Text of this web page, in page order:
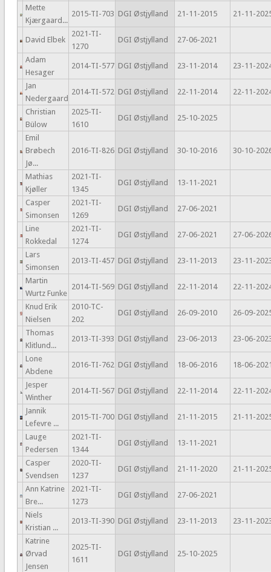
Mette
Kjærgaard...
2015-TI-703 DGI Østjylland 21-11-2015 21-11-
David Elbek
2021-TI-
1270
DGI Østjylland 27-06-2021
Adam
Hesager
2014-TI-577 DGI Østjylland 23-11-2014 23-11-
Jan
Nedergaard
2014-TI-572 DGI Østjylland 22-11-2014 22-11-
Christian
Bülow
2025-TI-
1610
DGI Østjylland 25-10-2025
Emil
Brøbech
Jø...
2016-TI-826 DGI Østjylland 30-10-2016 30-10-
Mathias
Kjøller
2021-TI-
1345
DGI Østjylland 13-11-2021
Casper
Simonsen
2021-TI-
1269
DGI Østjylland 27-06-2021
Line
Rokkedal
2021-TI-
1274
DGI Østjylland 27-06-2021 27-06-
Lars
Simonsen
2013-TI-457 DGI Østjylland 23-11-2013 23-11-
Martin
Wurtz Funke
2014-TI-569 DGI Østjylland 22-11-2014 22-11-
Knud Erik
Nielsen
2010-TC-
202
DGI Østjylland 26-09-2010 26-09-
Thomas
Klitlund...
2013-TI-393 DGI Østjylland 23-06-2013 23-06-
Lone
Abdene
2016-TI-762 DGI Østjylland 18-06-2016 18-06-
Jesper
Winther
2014-TI-567 DGI Østjylland 22-11-2014 22-11-
Jannik
Lefevre ...
2015-TI-700 DGI Østjylland 21-11-2015 21-11-
Lauge
Pedersen
2021-TI-
1344
DGI Østjylland 13-11-2021
Casper
Svendsen
2020-TI-
1237
DGI Østjylland 21-11-2020 21-11-
Ann Katrine
Bre...
2021-TI-
1273
DGI Østjylland 27-06-2021
Niels
Kristian ...
2013-TI-390 DGI Østjylland 23-11-2013 23-11-
Katrine
Ørvad
Jensen
2025-TI-
1611
DGI Østjylland 25-10-2025